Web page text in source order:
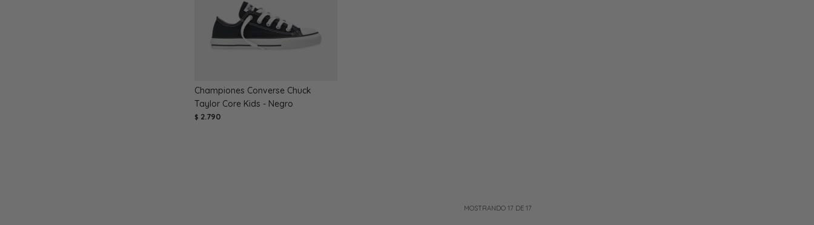
Championes Converse Chuck
Taylor Core Kids - Negro
$ 2.790
MOSTRANDO17 DE17